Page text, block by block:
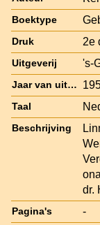
Boektype
Druk 2e
Uitgeverij 's-
Jaar van uitgave
Taal
Beschrijving
dr.
Pagina's -